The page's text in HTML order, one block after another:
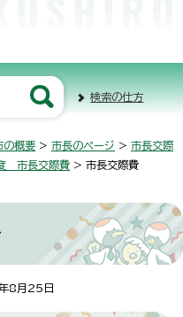
検索の仕方
の概要 > 市長のページ > 市長交際
市長交際費 > 市長交際費
8月25日